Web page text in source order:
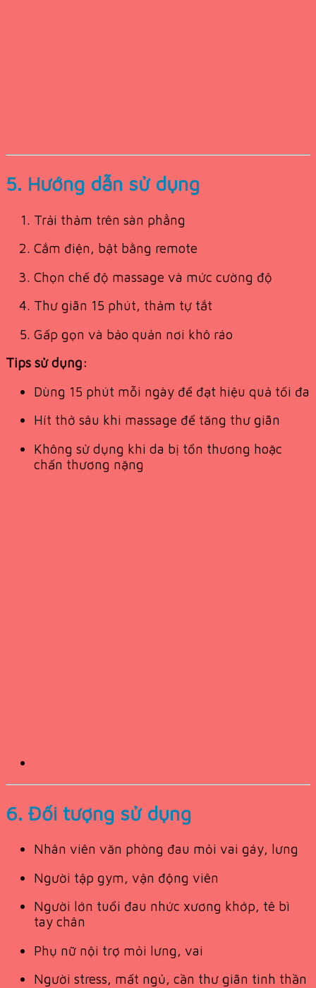
5. Hướng dẫn sử dụng
Trải thảm trên sàn phẳng
Cắm điện, bật bằng remote
Chọn chế độ massage và mức cường độ
Thư giãn 15 phút, thảm tự tắt
Gấp gọn và bảo quản nơi khô ráo
Tips sử dụng:
Dùng 15 phút mỗi ngày để đạt hiệu quả tối đa
Hít thở sâu khi massage để tăng thư giãn
Không sử dụng khi da bị tổn thương hoặc
chấn thương nặng
6. Đối tượng sử dụng
Nhân viên văn phòng đau mỏi vai gáy, lưng
Người tập gym, vận động viên
Người lớn tuổi đau nhức xương khớp, tê bì
tay chân
Phụ nữ nội trợ mỏi lưng, vai
Người stress, mất ngủ, cần thư giãn tinh thần